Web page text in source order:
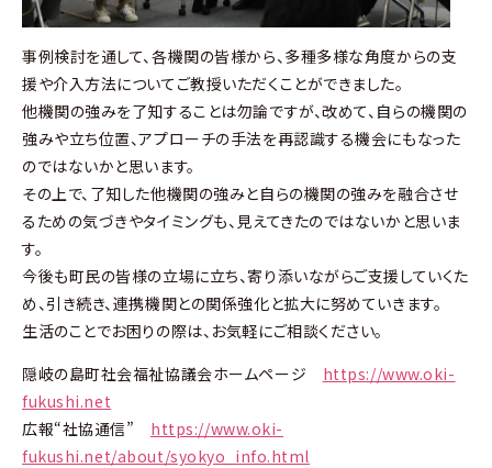
事例検討を通して、各機関の皆様から、多種多様な角度からの支
援や介入方法についてご教授いただくことができました。
他機関の強みを了知することは勿論ですが、改めて、自らの機関の
強みや立ち位置、アプローチの手法を再認識する機会にもなった
のではないかと思います。
その上で、了知した他機関の強みと自らの機関の強みを融合させ
るための気づきやタイミングも、見えてきたのではないかと思いま
す。
今後も町民の皆様の立場に立ち、寄り添いながらご支援していくた
め、引き続き、連携機関との関係強化と拡大に努めていきます。
生活のことでお困りの際は、お気軽にご相談ください。
隠岐の島町社会福祉協議会ホームページ https://www.oki-
fukushi.net
広報“社協通信” https://www.oki-
fukushi.net/about/syokyo_info.html